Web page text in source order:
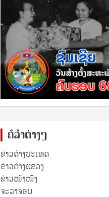
ຄໍລຳຕ່າງໆ
ຂ່າວຕ່າງປະເທດ
ຂ່າວ​ຕ່າງ​ແຂວງ
ຂ່າວໜ້າໜຶ່ງ
ຈະລາຈອນ